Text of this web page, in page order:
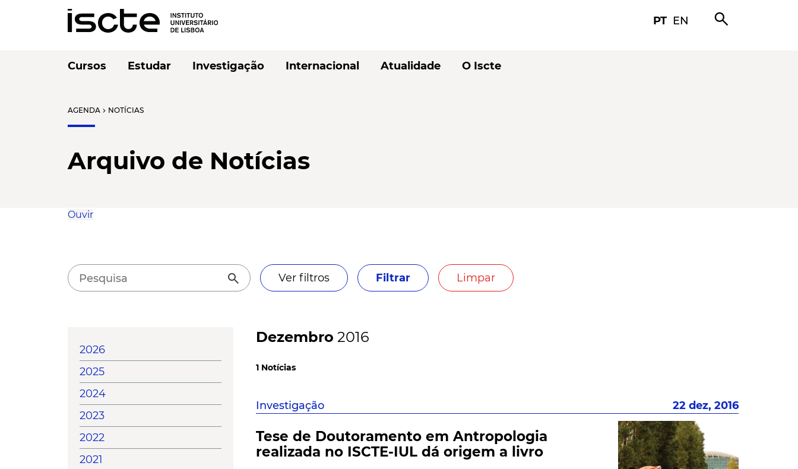
PT EN search
Cursos Estudar Investigação Internacional Atualidade O Iscte
AGENDA chevron_right NOTÍCIAS
Arquivo de Notícias
Ouvir
search Ver filtros Filtrar Limpar
2026
2025
2024
2023
2022
2021
Dezembro 2016
1 Notícias
Investigação 22 dez, 2016
Tese de Doutoramento em Antropologia
realizada no ISCTE-IUL dá origem a livro